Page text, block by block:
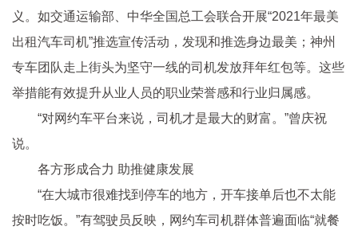
义。如交通运输部、中华全国总工会联合开展“2021年最美
出租汽车司机”推选宣传活动，发现和推选身边最美；神州
专车团队走上街头为坚守一线的司机发放拜年红包等。这些
举措能有效提升从业人员的职业荣誉感和行业归属感。
“对网约车平台来说，司机才是最大的财富。”曾庆祝
说。
各方形成合力 助推健康发展
“在大城市很难找到停车的地方，开车接单后也不太能
按时吃饭。”有驾驶员反映，网约车司机群体普遍面临“就餐